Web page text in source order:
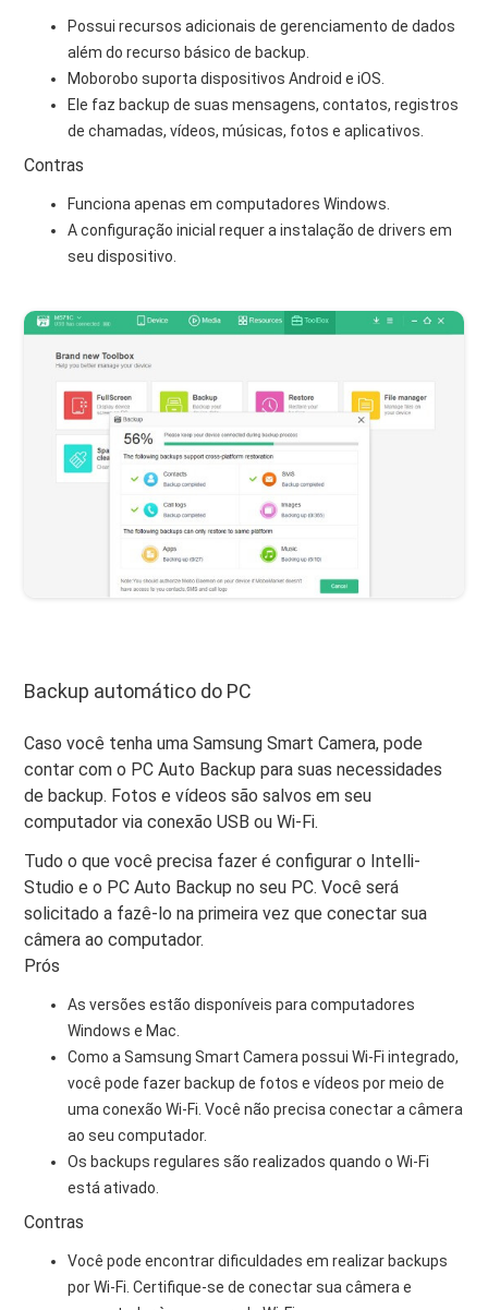
Possui recursos adicionais de gerenciamento de dados
além do recurso básico de backup.
Moborobo suporta dispositivos Android e iOS.
Ele faz backup de suas mensagens, contatos, registros
de chamadas, vídeos, músicas, fotos e aplicativos.
Contras
Funciona apenas em computadores Windows.
A configuração inicial requer a instalação de drivers em
seu dispositivo.
Backup automático do PC
Caso você tenha uma Samsung Smart Camera, pode
contar com o PC Auto Backup para suas necessidades
de backup. Fotos e vídeos são salvos em seu
computador via conexão USB ou Wi-Fi.
Tudo o que você precisa fazer é configurar o Intelli-
Studio e o PC Auto Backup no seu PC. Você será
solicitado a fazê-lo na primeira vez que conectar sua
câmera ao computador.
Prós
As versões estão disponíveis para computadores
Windows e Mac.
Como a Samsung Smart Camera possui Wi-Fi integrado,
você pode fazer backup de fotos e vídeos por meio de
uma conexão Wi-Fi. Você não precisa conectar a câmera
ao seu computador.
Os backups regulares são realizados quando o Wi-Fi
está ativado.
Contras
Você pode encontrar dificuldades em realizar backups
por Wi-Fi. Certifique-se de conectar sua câmera e